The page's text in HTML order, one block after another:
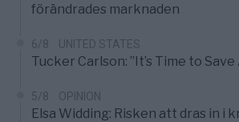
förändrades marknaden
6/8 UNITED STATES
Tucker Carlson: ”It’s Time to
5/8 OPINION
Elsa Widding: Risken att dras in i